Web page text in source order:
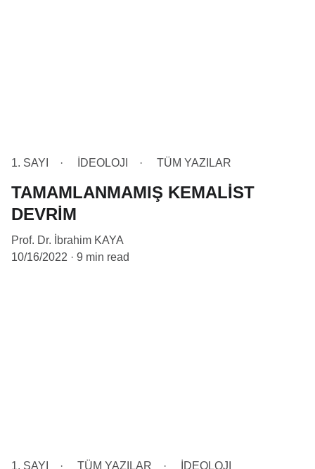
1. SAYI İDEOLOJI TÜM YAZILAR
TAMAMLANMAMIŞ KEMALİST
DEVRİM
Prof. Dr. İbrahim KAYA
10/16/2022
9 min read
1. SAYI TÜM YAZILAR İDEOLOJI